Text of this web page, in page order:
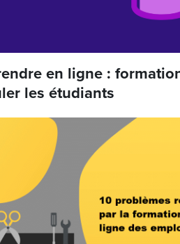
en ligne :
les étudiants